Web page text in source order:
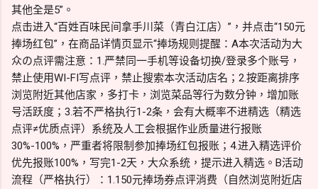
其他全是5”。
点击进入“百姓百味民间拿手川菜（青白江店）”，并点击“150元
捧场红包”，在商品详情页显示“捧场规则提醒：A本次活动为大
众の点评需注意：1.严禁同一手机等设备切换/登录多个账号，
禁止使用WI-FI写点评，禁止搜索本次活动店名；2.按距离排序
浏览附近其他店家，多打卡，浏览菜品等行为数分钟，增加账
号活跃度；3.若不严格执行1-2条，会有大概率不进精选（精选
点评≠优质点评）系统及人工会根据作业质量进行报账
30%-100%，严重者将限制参加捧场红包报账；4.进入精选评价
优先报账100%，写完1-2天，大众系统，提示进入精选。B活动
流程（严格执行）：1.150元捧场券点评消费（自然浏览附近店